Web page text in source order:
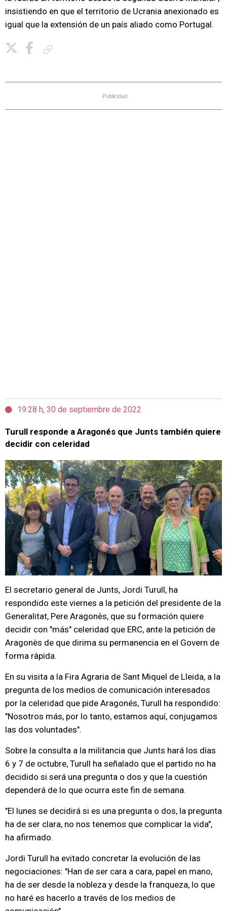
insistiendo en que el territorio de Ucrania anexionado es
igual que la extensión de un país aliado como Portugal.
Publicidad
19:28 h, 30 de septiembre de 2022
Turull responde a Aragonés que Junts también quiere
decidir con celeridad
El secretario general de Junts, Jordi Turull, ha
respondido este viernes a la petición del presidente de la
Generalitat, Pere Aragonès, que su formación quiere
decidir con "más" celeridad que ERC, ante la petición de
Aragonès de que dirima su permanencia en el Govern de
forma ràpida.
En su visita a la Fira Agraria de Sant Miquel de Lleida, a la
pregunta de los medios de comunicación interesados
por la celeridad que pide Aragonés, Turull ha respondido:
"Nosotros más, por lo tanto, estamos aquí, conjugamos
las dos voluntades".
Sobre la consulta a la militancia que Junts hará los días
6 y 7 de octubre, Turull ha señalado que el partido no ha
decidido si será una pregunta o dos y que la cuestión
dependerá de lo que ocurra este fin de semana.
"El lunes se decidirá si es una pregunta o dos, la pregunta
ha de ser clara, no nos tenemos que complicar la vida",
ha afirmado.
Jordi Turull ha evitado concretar la evolución de las
negociaciones: "Han de ser cara a cara, papel en mano,
ha de ser desde la nobleza y desde la franqueza, lo que
no haré es hacerlo a través de los medios de